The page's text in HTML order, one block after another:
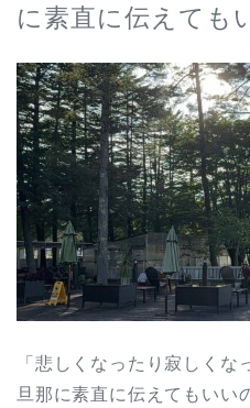
に素直に伝えても
「悲しくなったり寂しくな
旦那に素直に伝えてもいい